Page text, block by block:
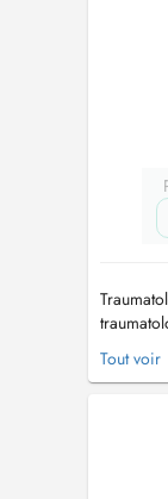
agréé
Tout voir